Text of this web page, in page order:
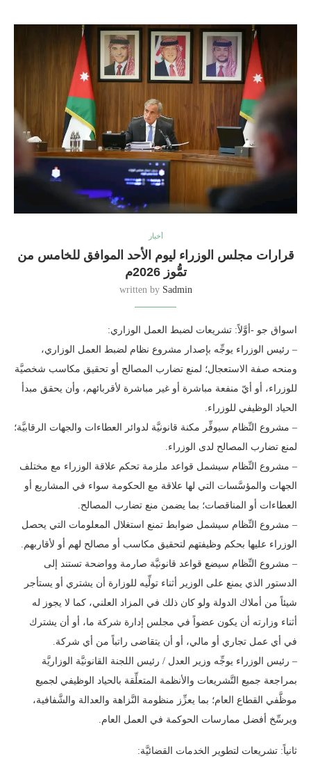
أخبار
قرارات مجلس الوزراء ليوم الأحد الموافق للخامس من
تمُّوز 2026م
written by Sadmin
اسواق جو -أوَّلاً: تشريعات لضبط العمل الوزاري:
– رئيس الوزراء يوجِّه بإصدار مشروع نظام لضبط العمل الوزاري،
ومنحه صفة الاستعجال؛ لمنع تضارب المصالح أو تحقيق مكاسب شخصيَّة
للوزراء، أو أيّ منفعة مباشرة أو غير مباشرة لأقربائهم، وأن يحقق مبدأ
الحياد الوظيفي للوزراء.
– مشروع النِّظام سيوفِّر مكنة قانونيَّة لدوائر العطاءات والجهات الرقابيَّة؛
لمنع تضارب المصالح لدى الوزراء.
– مشروع النِّظام سيشمل قواعد ملزمة تحكم علاقة الوزراء مع مختلف
الجهات والمؤسَّسات التي لها علاقة مع الحكومة سواء في المشاريع أو
العطاءات أو المناقصات؛ بما يضمن منع تضارب المصالح.
– مشروع النِّظام سيشمل ضوابط تمنع استغلال المعلومات التي يحصل
الوزراء عليها بحكم وظيفتهم لتحقيق مكاسب أو مصالح لهم أو لأقاربهم.
– مشروع النِّظام سيضع قواعد قانونيَّة صارمة وواضحة تستند إلى
الدستور الذي يمنع على الوزير أثناء تولِّيه للوزارة أن يشتري أو يستأجر
شيئاً من أملاك الدولة ولو كان ذلك في المزاد العلني، كما لا يجوز له
أثناء وزارته أن يكون عضواً في مجلس إدارة شركة ما، أو أن يشترك
في أي عمل تجاري أو مالي، أو أن يتقاضى راتباً من أي شركة.
– رئيس الوزراء يوجِّه وزير العدل / رئيس اللجنة القانونيَّة الوزاريَّة
بمراجعة جميع التَّشريعات والأنظمة المتعلِّقة بالحياد الوظيفي لجميع
موظَّفي القطاع العام؛ بما يعزِّز منظومة النَّزاهة والعدالة والشَّفافية،
ويرسِّخ أفضل ممارسات الحوكمة في العمل العام.
ثانياً: تشريعات لتطوير الخدمات القضائيَّة: